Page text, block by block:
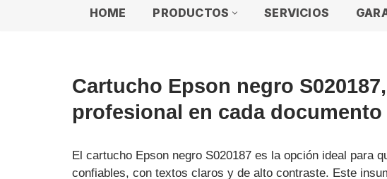
HOME PRODUCTOS SERVICIOS
Cartucho Epson negro
profesional en cada documento
El cartucho Epson negro S020187 es la opción ideal para
confiables, con textos claros y de alto contraste. Este